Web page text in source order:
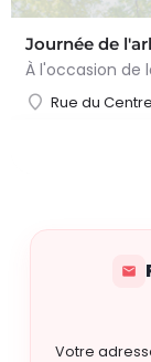
Journée de
Rue du
Votre